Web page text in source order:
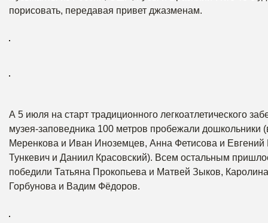
порисовать, передавая привет джазменам.
А 5 июля на старт традиционного легкоатлетического
музея-заповедника 100 метров пробежали
Меренкова и Иван Иноземцев, Анна Фетисова и
Тункевич и Даниил Красовский). Всем остальным
победили Татьяна Прокопьева и Матвей Зыков,
Горбунова и Вадим Фёдоров.